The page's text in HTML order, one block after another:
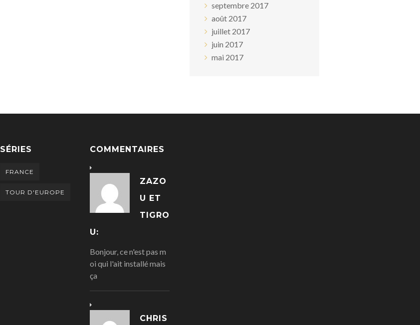
septembre 2017
août 2017
juillet 2017
juin 2017
mai 2017
SÉRIES
FRANCE
TOUR D'EUROPE
COMMENTAIRES
ZAZO
U ET
TIGRO
U:
Bonjour, ce n'est pas m
oi qui l'ait installé mais
ça
CHRIS